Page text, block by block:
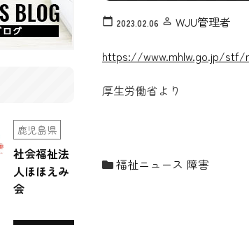
calendar_today 2023.02.06 person_outline WJU管理者
https://www.mhlw.go.jp/stf/
厚生労働省より
福祉ニュース 障害
鹿児島県
社会福祉法
人ほほえみ
会